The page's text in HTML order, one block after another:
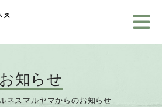
お知らせ
ネスマルヤマからのお知らせ